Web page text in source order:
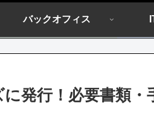
バックオフィス
発行！必要書類・